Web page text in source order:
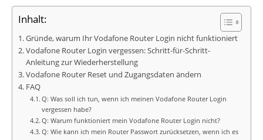
Inhalt:
Gründe, warum Ihr Vodafone Router Login nicht funktioniert
Vodafone Router Login vergessen: Schritt-für-Schritt-
Anleitung zur Wiederherstellung
Vodafone Router Reset und Zugangsdaten ändern
FAQ
Q: Was soll ich tun, wenn ich meinen Vodafone Router Login
vergessen habe?
Q: Warum funktioniert mein Vodafone Router Login nicht?
Q: Wie kann ich mein Router Passwort zurücksetzen, wenn ich es